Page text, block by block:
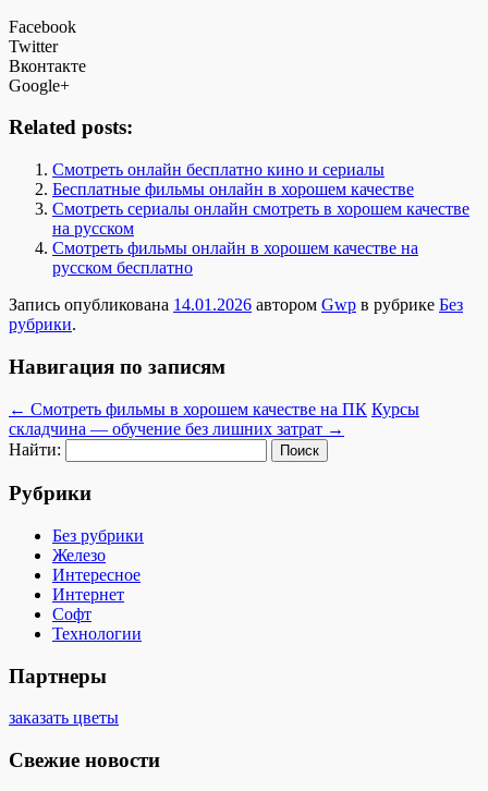
Facebook
Twitter
Вконтакте
Google+
Related posts:
Смотреть онлайн бесплатно кино и сериалы
Бесплатные фильмы онлайн в хорошем качестве
Смотреть сериалы онлайн смотреть в хорошем качестве
на русском
Смотреть фильмы онлайн в хорошем качестве на
русском бесплатно
Запись опубликована 14.01.2026 автором Gwp в рубрике Без
рубрики.
Навигация по записям
← Смотреть фильмы в хорошем качестве на ПК Курсы
складчина — обучение без лишних затрат →
Найти:
Рубрики
Без рубрики
Железо
Интересное
Интернет
Софт
Технологии
Партнеры
заказать цветы
Свежие новости